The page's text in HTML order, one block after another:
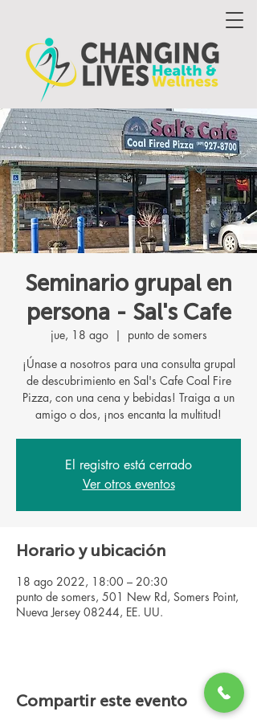
Seminario grupal en
persona - Sal's Cafe
jue, 18 ago
  |
punto de somers
¡Únase a nosotros para una consulta grupal
de descubrimiento en Sal's Cafe Coal Fire
Pizza, con una cena y bebidas! Traiga a un
El registro está cerrado
Ver otros eventos
Horario y ubicación
18 ago 2022, 18:00 – 20:30
punto de somers, 501 New Rd, Somers Point,
Nueva Jersey 08244, EE. UU.
Compartir este evento